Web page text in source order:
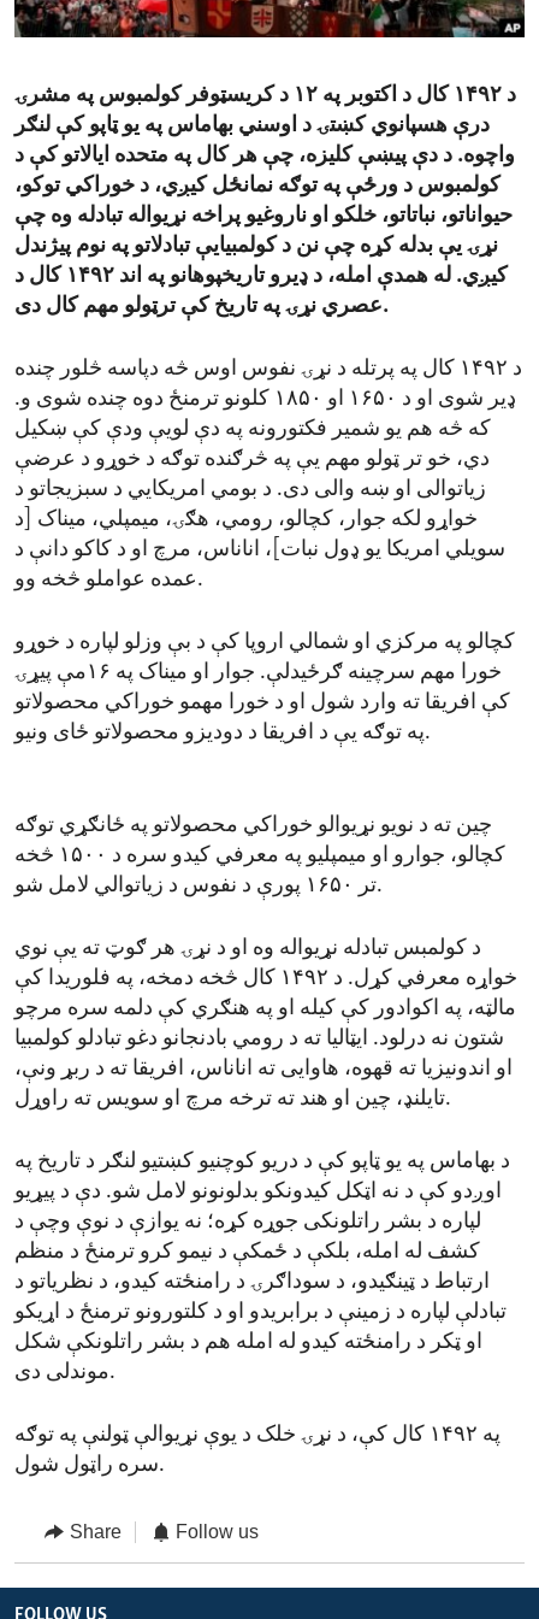
ENVIRONMENT AND HEALTH
د ۱۴۹۲ کال د اکتوبر په ۱۲ د کریسټوفر کولمبوس په مشرۍ
درې هسپانوي کښتۍ د اوسني بهاماس په یو ټاپو کې لنګر
واچوه. د دې پیښې کلیزه، چې هر کال په متحده ایالاتو کې د
کولمبوس د ورځې په توګه نمانځل کیږي، د خوراکي توکو،
حیواناتو، نباتاتو، خلکو او ناروغیو پراخه نړیواله تبادله وه چې
نړۍ یې بدله کړه چې نن د کولمبیایې تبادلاتو په نوم پیژندل
کیږي. له همدې امله، د ډیرو تاریخپوهانو په اند ۱۴۹۲ کال د
عصري نړۍ په تاریخ کې ترټولو مهم کال دی.
د ۱۴۹۲ کال په پرتله د نړۍ نفوس اوس څه دپاسه څلور چنده
ډیر شوی او د ۱۶۵۰ او ۱۸۵۰ کلونو ترمنځ دوه چنده شوی و.
که څه هم یو شمیر فکتورونه په دې لویې ودې کې ښکیل
دي، خو تر ټولو مهم یې په څرګنده توګه د خوړو د عرضې
زیاتوالی او ښه والی دی. د بومي امریکایي د سبزیجاتو د
خواړو لکه جوار، کچالو، رومي، هګۍ، میمپلي، میناک [د
سویلي امریکا یو ډول نبات]، اناناس، مرچ او د کاکو دانې د
عمده عواملو څخه وو.
کچالو په مرکزي او شمالي اروپا کې د بې وزلو لپاره د خوړو
خورا مهم سرچینه ګرځیدلې. جوار او میناک په ۱۶مې پیړۍ
کې افریقا ته وارد شول او د خورا مهمو خوراکي محصولاتو
په توګه یې د افریقا د دودیزو محصولاتو ځای ونیو.
چین ته د نويو نړیوالو خوراکي محصولاتو په ځانګړي توګه
کچالو، جوارو او میمپليو په معرفي کیدو سره د ۱۵۰۰ څخه
تر ۱۶۵۰ پورې د نفوس د زیاتوالي لامل شو.
د کولمبس تبادله نړیواله وه او د نړۍ هر ګوټ ته یې نوي
خواړه معرفي کړل. د ۱۴۹۲ کال څخه دمخه، په فلوریدا کې
مالټه، په اکوادور کې کیله او په هنګري کې دلمه سره مرچو
شتون نه درلود. ایټالیا ته د رومي بادنجانو دغو تبادلو کولمبیا
او اندونیزیا ته قهوه، هاوایی ته اناناس، افریقا ته د ربړ ونې،
تایلنډ، چین او هند ته ترخه مرچ او سویس ته راوړل.
د بهاماس په یو ټاپو کې د دریو کوچنیو کښتیو لنګر د تاریخ په
اوږدو کې د نه اټکل کیدونکو بدلونونو لامل شو. دې د پیړیو
لپاره د بشر راتلونکی جوړه کړه؛ نه یوازې د نوې وچې د
کشف له امله، بلکې د ځمکې د نیمو کرو ترمنځ د منظم
ارتباط د ټینګیدو، د سوداګرۍ د رامنځته کیدو، د نظریاتو د
تبادلې لپاره د زمینې د برابریدو او د کلتورونو ترمنځ د اړیکو
او ټکر د رامنځته کیدو له امله هم د بشر راتلونکې شکل
موندلی دی.
په ۱۴۹۲ کال کې، د نړۍ خلک د یوې نړیوالې ټولنې په توګه
سره راټول شول.
Share Follow us